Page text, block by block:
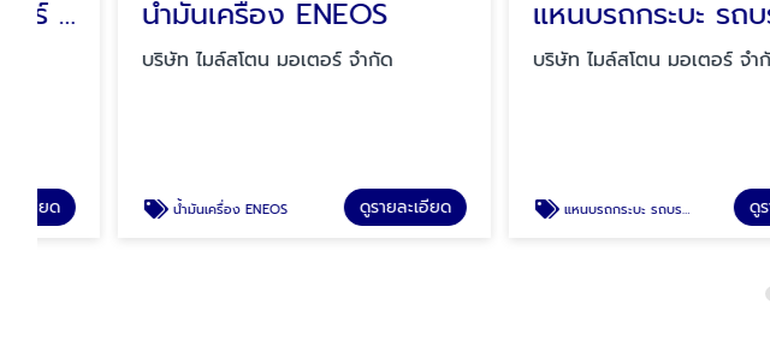
น้ำมันเครื่อง ENEOS
บริษัท ไมล์สโตน มอเตอร์ จำกัด
น้ำมันเครื่อง ENEOS ดูรายละเอียด
แหนบรถกระบะ รถบรรทุก รถเทรลเลอร์
บริษัท ไมล์สโตน มอเตอร์ จำกัด
แหนบรถกระบะ รถบรรทุก รถเทรลเลอร์ ดูรายละเอียด